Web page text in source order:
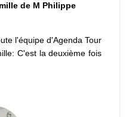
de M Philippe
l'équipe d'Agenda Tour
C'est la deuxième fois